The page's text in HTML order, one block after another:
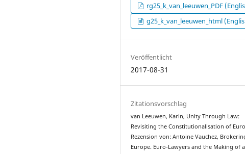
rg25_k_van_leeuwen_PDF
g25_k_van_leeuwen_html
Veröffentlicht
2017-08-31
Zitationsvorschlag
van Leeuwen, Karin, Unity Through Law:
Revisiting the Constitutionalisation of
Rezension von: Antoine Vauchez,
Europe. Euro-Lawyers and the Making of a